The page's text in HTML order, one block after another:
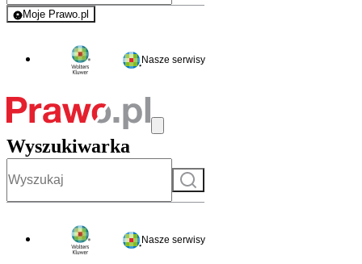
Moje Prawo.pl
- rejestracja i logowanie do serwisu
Nasze serwisy
Wyszukiwarka
Szukaj
Nasze serwisy